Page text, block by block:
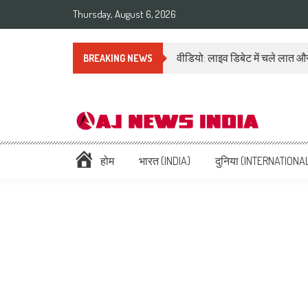
Thursday, August 6, 2026
BREAKING NEWS वीडियो: लाइव डिबेट में चले लात
AAJ News India – Hindi
Hindi News: हिन्दी समाचार (Hindi News), Latest इंडिया न्यूज़
होम भारत (INDIA) दुनिया